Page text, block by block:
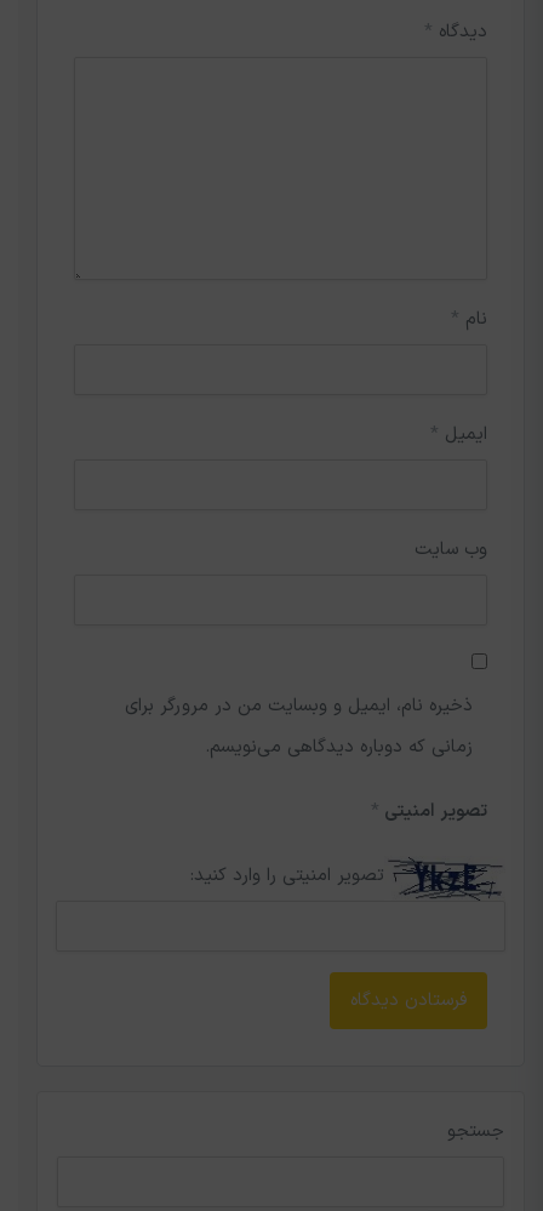
دیدگاه *
نام *
ایمیل *
وب‌ سایت
ذخیره نام، ایمیل و وبسایت من در مرورگر برای
زمانی که دوباره دیدگاهی می‌نویسم.
تصویر امنیتی *
تصویر امنیتی را وارد کنید:
جستجو